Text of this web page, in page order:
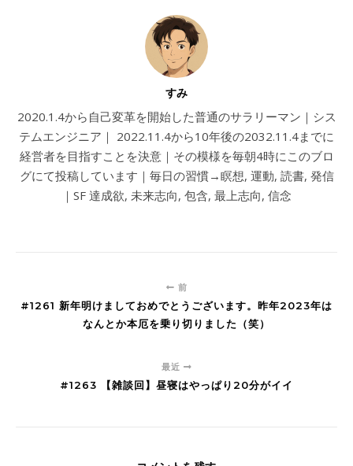
すみ
2020.1.4から自己変革を開始した普通のサラリーマン｜シス
テムエンジニア｜ 2022.11.4から10年後の2032.11.4までに
経営者を目指すことを決意｜その模様を毎朝4時にこのブロ
グにて投稿しています｜毎日の習慣→瞑想, 運動, 読書, 発信
｜SF 達成欲, 未来志向, 包含, 最上志向, 信念
前
#1261 新年明けましておめでとうございます。昨年2023年は
なんとか本厄を乗り切りました（笑）
最近
#1263 【雑談回】昼寝はやっぱり20分がイイ